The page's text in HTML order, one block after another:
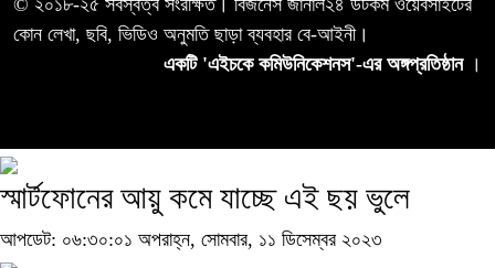
কোন লেখা, ছবি, ভিডিও অনুমতি ছাড়া ব্যবহার বে-আইনী।
একটি 'এইচকে কমিউনিকেশনস'-এর অঙ্গপ্রতিষ্ঠান ।
স্মার্টফোনের আয়ু কমে যাচ্ছে এই ছয় ভুলে
আপডেট: ০৬:৩০:০১ অপরাহ্ন, সোমবার, ১১ ডিসেম্বর ২০২৩